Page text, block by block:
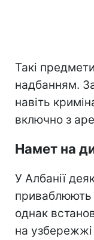
Такі
надбанням.
навіть
включно з
Намет на
У Албанії
приваблюють
однак
на узбережжі